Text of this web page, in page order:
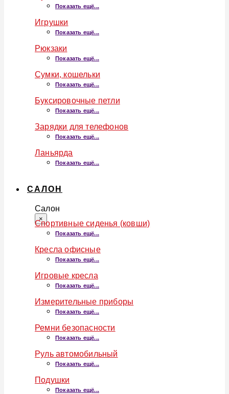
Показать ещё...
Игрушки
Показать ещё...
Рюкзаки
Показать ещё...
Сумки, кошельки
Показать ещё...
Буксировочные петли
Показать ещё...
Зарядки для телефонов
Показать ещё...
Ланьярда
Показать ещё...
САЛОН
Салон
×
Спортивные сиденья (ковши)
Показать ещё...
Кресла офисные
Показать ещё...
Игровые кресла
Показать ещё...
Измерительные приборы
Показать ещё...
Ремни безопасности
Показать ещё...
Руль автомобильный
Показать ещё...
Подушки
Показать ещё...